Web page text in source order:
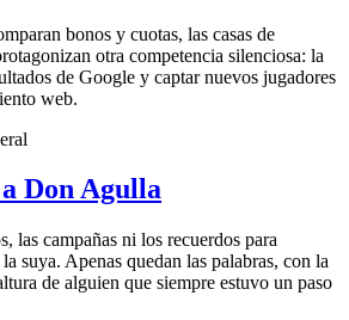
bonos y cuotas, las casas de
otra competencia silenciosa: la
de Google y captar nuevos jugadores
web.
Don Agulla
las campañas ni los recuerdos para
suya. Apenas quedan las palabras, con la
de alguien que siempre estuvo un paso